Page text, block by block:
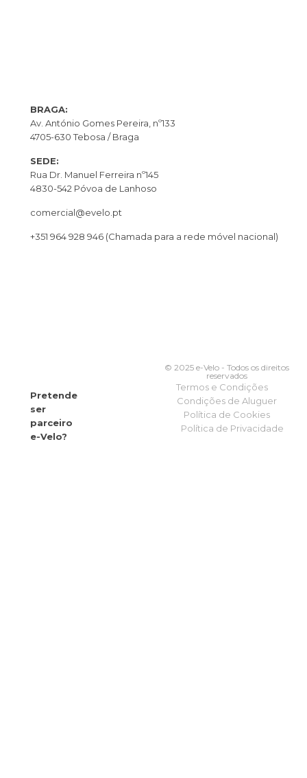
BRAGA:
Av. António Gomes Pereira, nº133
4705-630 Tebosa / Braga
SEDE:
Rua Dr. Manuel Ferreira nº145
4830-542 Póvoa de Lanhoso
comercial@evelo.pt
+351 964 928 946 (Chamada para a rede móvel nacional)
Pretende
ser
parceiro
e-Velo?
© 2025 e-Velo - Todos os direitos
reservados
Termos e Condições
Condições de Aluguer
Política de Cookies
Política de Privacidade